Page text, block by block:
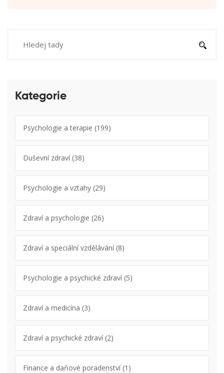
Kategorie
Psychologie a terapie (199)
Duševní zdraví(38)
Psychologie a vztahy (29)
Zdraví a psychologie (26)
Zdraví a speciální vzdělávání(8)
Psychologie a psychické zdraví(5)
Zdraví a medicína (3)
Zdraví a psychické zdraví(2)
Finance a daňové poradenství(1)